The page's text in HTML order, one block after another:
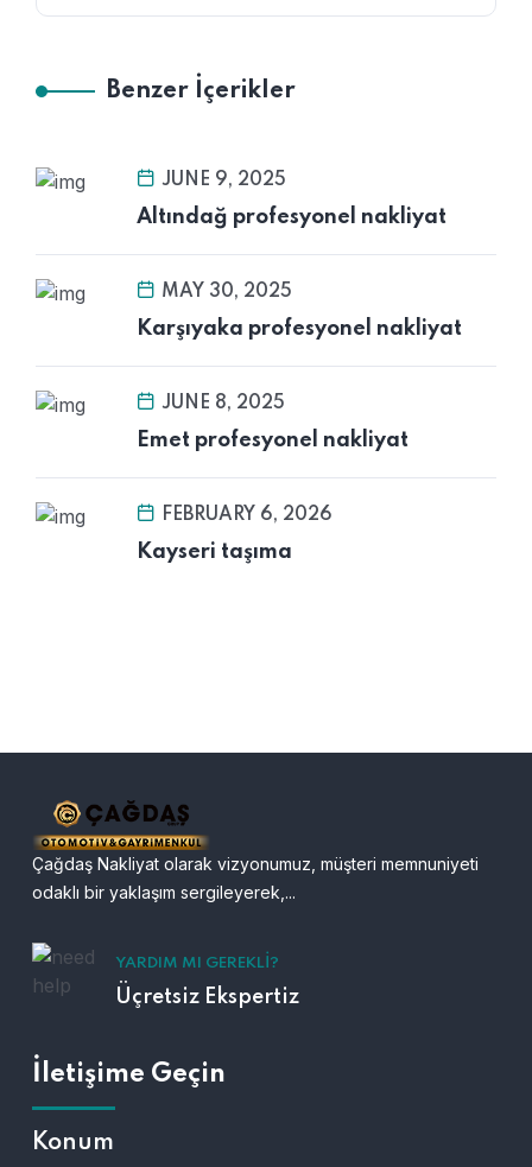
Benzer İçerikler
JUNE 9, 2025
Altındağ profesyonel nakliyat
MAY 30, 2025
Karşıyaka profesyonel nakliyat
JUNE 8, 2025
Emet profesyonel nakliyat
FEBRUARY 6, 2026
Kayseri taşıma
Çağdaş Nakliyat olarak vizyonumuz, müşteri memnuniyeti
odaklı bir yaklaşım sergileyerek,...
YARDIM MI GEREKLI?
Üçretsiz Ekspertiz
İletişime Geçin
Konum